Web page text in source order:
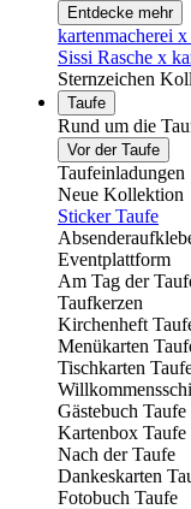
Entdecke mehr
kartenmacherei
Sissi Rasche x
Sternzeichen
Taufe
Rund um die
Vor der Taufe
Taufeinladungen
Neue Kollektion
Sticker Taufe
Eventplattform
Am Tag der
Taufkerzen
Kirchenheft
Menükarten
Tischkarten
Gästebuch Taufe
Kartenbox Taufe
Nach der Taufe
Dankeskarten
Fotobuch Taufe